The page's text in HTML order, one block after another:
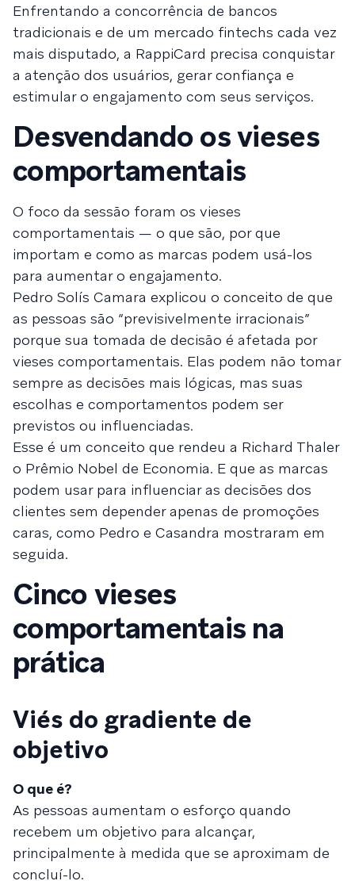
Enfrentando a concorrência de bancos
tradicionais e de um mercado fintechs cada vez
mais disputado, a RappiCard precisa conquistar
a atenção dos usuários, gerar confiança e
estimular o engajamento com seus serviços.
Desvendando os vieses
comportamentais
O foco da sessão foram os vieses
comportamentais — o que são, por que
importam e como as marcas podem usá-los
para aumentar o engajamento.
Pedro Solís Camara explicou o conceito de que
as pessoas são “previsivelmente irracionais”
porque sua tomada de decisão é afetada por
vieses comportamentais. Elas podem não tomar
sempre as decisões mais lógicas, mas suas
escolhas e comportamentos podem ser
previstos ou influenciadas.
Esse é um conceito que rendeu a Richard Thaler
o Prêmio Nobel de Economia. E que as marcas
podem usar para influenciar as decisões dos
clientes sem depender apenas de promoções
caras, como Pedro e Casandra mostraram em
seguida.
Cinco vieses
comportamentais na
prática
Viés do gradiente de
objetivo
O que é?
As pessoas aumentam o esforço quando
recebem um objetivo para alcançar,
principalmente à medida que se aproximam de
concluí-lo.